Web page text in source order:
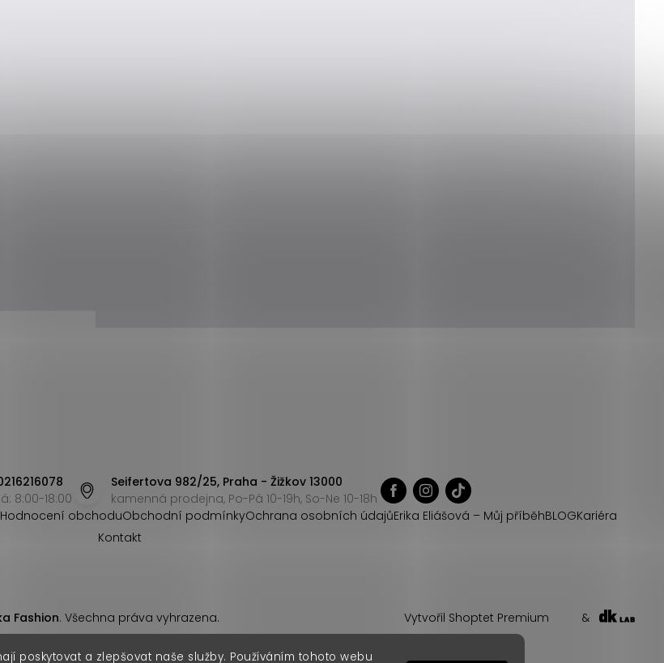
poskytovat a zlepšovat naše služby. Používáním tohoto webu
8:00-18:00
Seifertova 982/25, Praha - Žižkov 13000
kamenná prodejna, Po-Pá 10-19h, So-Ne 10-18h
Hodnocení obchoduObchodní podmínkyOchrana osobních údajůErika Eliášová – Můj příběhBLOGKariéra
Kontakt
Vytvořil Shoptet Premium &
Fashion. Všechna práva vyhrazena.